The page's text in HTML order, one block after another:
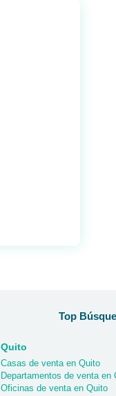
Top
Quito
Casas de venta en Quito
Departamentos de venta en
Oficinas de venta en Quito